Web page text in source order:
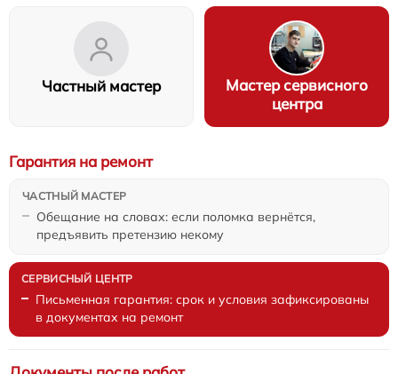
Частный мастер
Мастер сервисного
центра
Обещание на словах: если поломка вернётся,
предъявить претензию некому
Гарантия на ремонт
Письменная гарантия: срок и условия зафиксированы
в документах на ремонт